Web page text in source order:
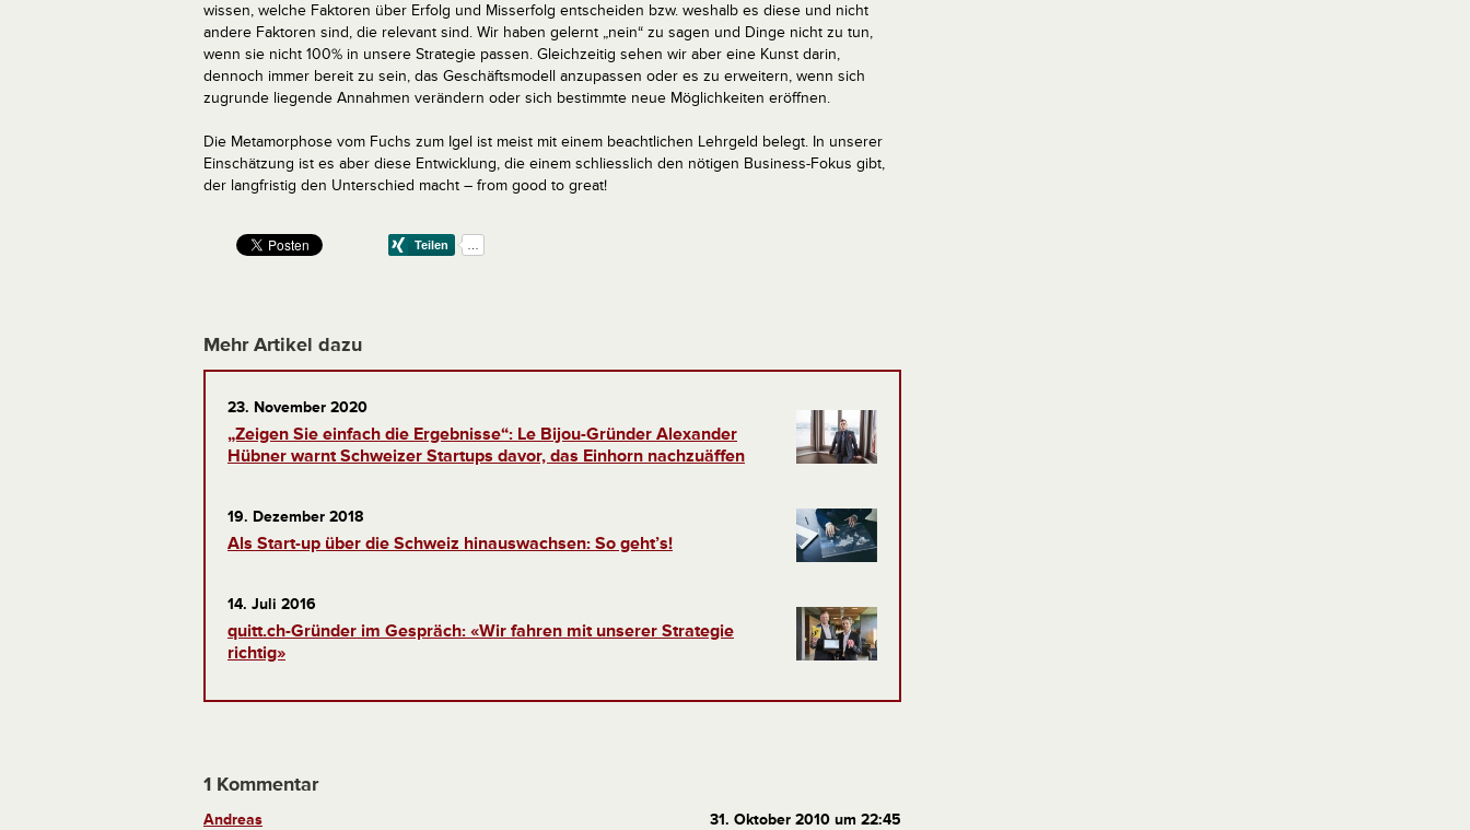
wissen, welche Faktoren über Erfolg und Misserfolg entscheiden bzw. weshalb es diese und nicht
andere Faktoren sind, die relevant sind. Wir haben gelernt „nein“ zu sagen und Dinge nicht zu tun,
wenn sie nicht 100% in unsere Strategie passen. Gleichzeitig sehen wir aber eine Kunst darin,
dennoch immer bereit zu sein, das Geschäftsmodell anzupassen oder es zu erweitern, wenn sich
zugrunde liegende Annahmen verändern oder sich bestimmte neue Möglichkeiten eröffnen.
Die Metamorphose vom Fuchs zum Igel ist meist mit einem beachtlichen Lehrgeld belegt. In unserer
Einschätzung ist es aber diese Entwicklung, die einem schliesslich den nötigen Business-Fokus gibt,
der langfristig den Unterschied macht – from good to great!
Mehr Artikel dazu
23. November 2020
„Zeigen Sie einfach die Ergebnisse“: Le Bijou-Gründer Alexander
Hübner warnt Schweizer Startups davor, das Einhorn nachzuäffen
19. Dezember 2018
Als Start-up über die Schweiz hinauswachsen: So geht’s!
14. Juli 2016
quitt.ch-Gründer im Gespräch: «Wir fahren mit unserer Strategie
richtig»
1 Kommentar
Andreas
31. Oktober 2010 um 22:45